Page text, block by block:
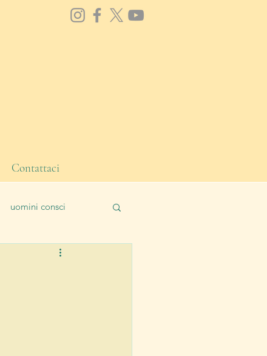
Contattaci
uomini consci